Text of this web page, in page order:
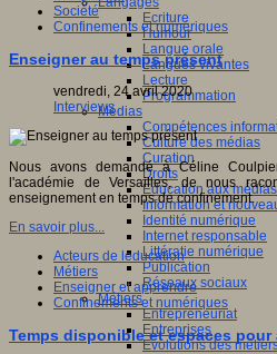
Ecriture
Humour
Langue orale
Langues vivantes
Lecture
Programmation
Médias
Compétences
Culture des médias
Curation
Droits
Education aux médias
Information et
Identité numérique
Internet responsable
Littératie numérique
Publication
Réseaux sociaux
Métiers
Entrepreneuriat
Entreprises
Evolutions des
Société
Confinements et numériques
Enseigner au temps présent
vendredi, 24 avril 2020
Interviews
Nous avons demandé à Céline
l'académie de Versailles, de nous
enseignement en temps de confinement.
En savoir plus...
Acteurs de leducation
Métiers
Enseigner et apprendre
Confinements et numériques
Temps disponible et espaces pour